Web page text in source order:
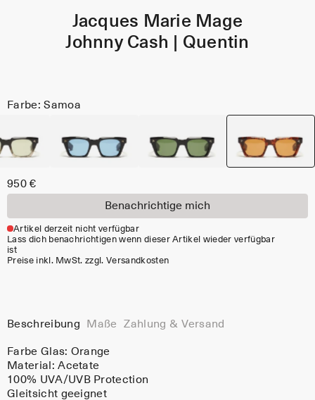
Jacques Marie Mage
Johnny Cash | Quentin
Farbe: Samoa
950 €
Benachrichtige mich
Artikel derzeit nicht verfügbar
Lass dich benachrichtigen wenn dieser Artikel wieder verfügbar
ist
Preise inkl. MwSt. zzgl. Versandkosten
Beschreibung Maße Zahlung & Versand
Farbe Glas: Orange
Material:Acetate
100% UVA/UVB Protection
Gleitsicht geeignet